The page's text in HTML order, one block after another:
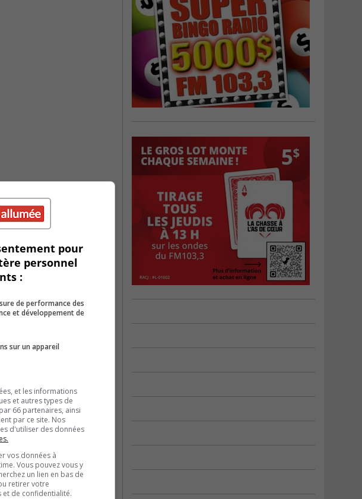
pour
personnel
:
de performance des
et développement de
sur un appareil
et les informations
et autres types de
66 partenaires, ainsi
par ce site. Nos
d'utiliser des données
vos données à
Vous pouvez vous y
un lien en bas de
retirer votre
et de confidentialité.